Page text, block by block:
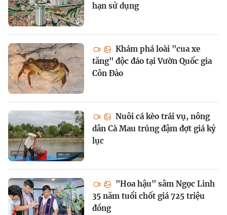
hạn sử dụng
Khám phá loài "cua xe
tăng" độc đáo tại Vườn Quốc gia
Côn Đảo
Nuôi cá kèo trái vụ, nông
dân Cà Mau trúng đậm đợt giá kỷ
lục
"Hoa hậu" sâm Ngọc Linh
35 năm tuổi chốt giá 725 triệu
đồng